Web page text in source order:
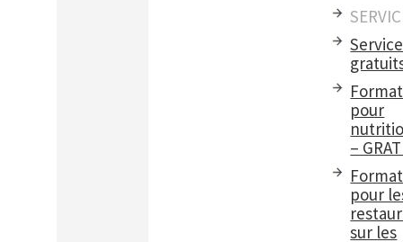
pour
–
pour
sur les